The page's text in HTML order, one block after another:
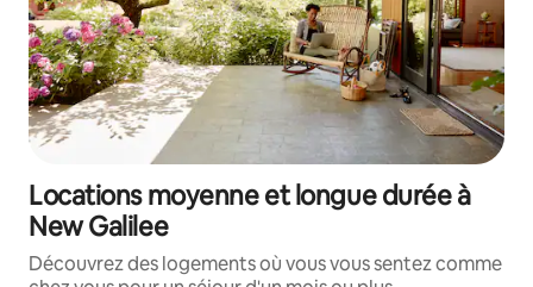
Locations moyenne et longue durée à
New Galilee
Découvrez des logements où vous vous sentez comme